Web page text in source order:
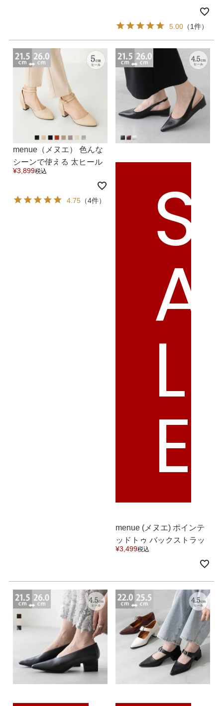
5.00 （1件）
menue（メヌエ） 色んな
シーンで使える 太ヒール
セパレートパンプス 送料
¥3,899税込
4.75（4件） S
A
L
E
menue (メヌエ) ポインテ
ッドトゥ バックストラッ
プ ウェッジソール パンプ
¥3,499税込